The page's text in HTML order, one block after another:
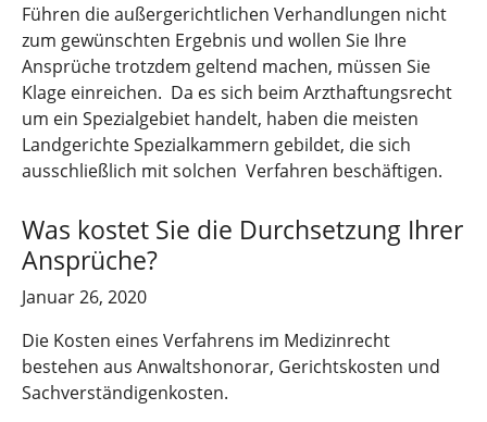
Führen die außergerichtlichen Verhandlungen nicht
zum gewünschten Ergebnis und wollen Sie Ihre
Ansprüche trotzdem geltend machen, müssen Sie
Klage einreichen. Da es sich beim Arzthaftungsrecht
um ein Spezialgebiet handelt, haben die meisten
Landgerichte Spezialkammern gebildet, die sich
ausschließlich mit solchen Verfahren beschäftigen.
Was kostet Sie die Durchsetzung Ihrer
Ansprüche?
Januar 26, 2020
Die Kosten eines Verfahrens im Medizinrecht
bestehen aus Anwaltshonorar, Gerichtskosten und
Sachverständigenkosten.